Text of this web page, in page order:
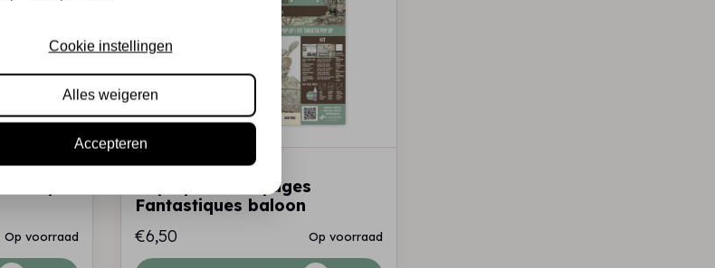
Op voorraad
STAMPERIA
Pop up kit - Voyages
Fantastiques baloon
€6,50
Op voorraad
Cookie instellingen
Alles weigeren
Accepteren